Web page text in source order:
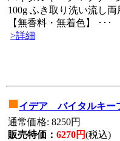
100g ふき取り洗い流し両
【無香料・無着色】 ･･･
>詳細
■イデア バイタルキー
通常価格: 8250円
販売特価： 6270円(税込)